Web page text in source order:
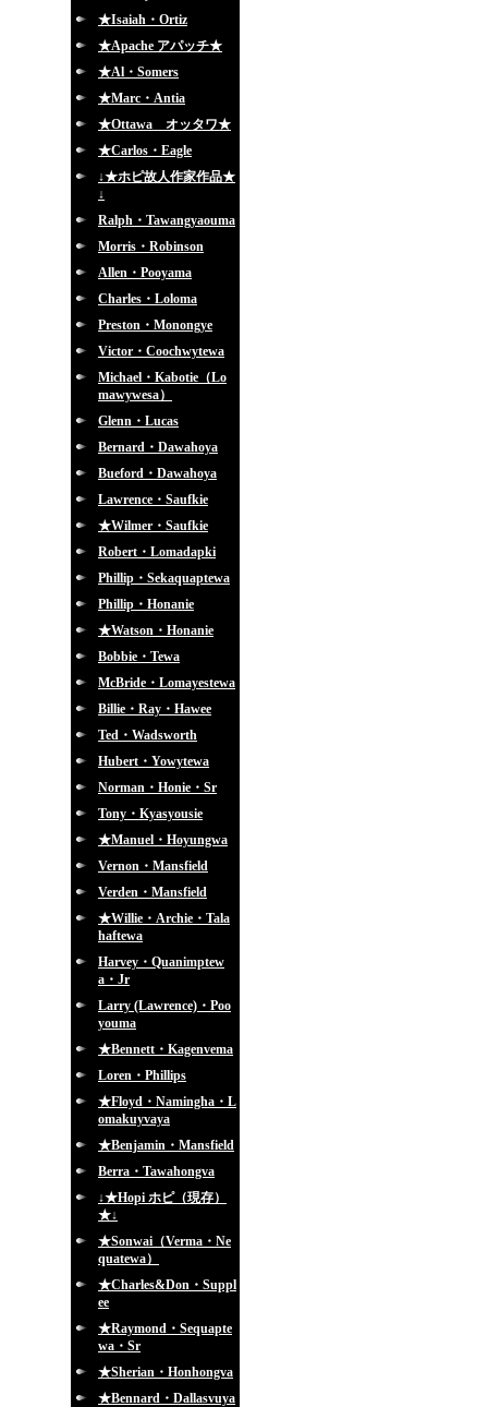
★Isaiah・Ortiz
★Apache アパッチ★
★Al・Somers
★Marc・Antia
★Ottawa オッタワ★
★Carlos・Eagle
↓★ホピ故人作家作品★
↓
Ralph・Tawangyaouma
Morris・Robinson
Allen・Pooyama
Charles・Loloma
Preston・Monongye
Victor・Coochwytewa
Michael・Kabotie（Lo
mawywesa）
Glenn・Lucas
Bernard・Dawahoya
Bueford・Dawahoya
Lawrence・Saufkie
★Wilmer・Saufkie
Robert・Lomadapki
Phillip・Sekaquaptewa
Phillip・Honanie
★Watson・Honanie
Bobbie・Tewa
McBride・Lomayestewa
Billie・Ray・Hawee
Ted・Wadsworth
Hubert・Yowytewa
Norman・Honie・Sr
Tony・Kyasyousie
★Manuel・Hoyungwa
Vernon・Mansfield
Verden・Mansfield
★Willie・Archie・Tala
haftewa
Harvey・Quanimptew
a・Jr
Larry (Lawrence)・Poo
youma
★Bennett・Kagenvema
Loren・Phillips
★Floyd・Namingha・L
omakuyvaya
★Benjamin・Mansfield
Berra・Tawahongva
↓★Hopi ホピ（現存）
★↓
★Sonwai（Verma・Ne
quatewa）
★Charles&Don・Suppl
ee
★Raymond・Sequapte
wa・Sr
★Sherian・Honhongva
★Bennard・Dallasvuya